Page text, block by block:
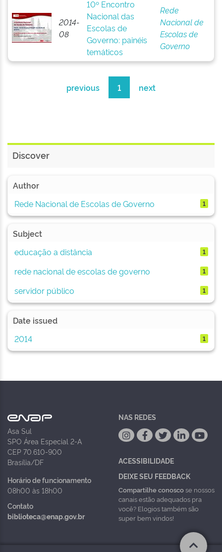
2014-
08
10º Encontro
Nacional das
Escolas de
Governo: painéis
temáticos
Rede
Nacional de
Escolas de
Governo
previous 1 next
Discover
Author
Rede Nacional de Escolas de Governo
1
Subject
educação a distância
1
rede nacional de escolas de governo 1
servidor público 1
Date issued
2014
1
Asa Sul
SPO Área Especial 2-A
CEP 70.610-900
Brasília/DF
Horário de funcionamento
08h00 às 18h00
Contato
biblioteca@enap.gov.br
NAS REDES
ACESSIBILIDADE
DEIXE SEU FEEDBACK
Compartilhe conoscose nossos
canais estão adequados pra
você? Elogios também são
super bem vindos!